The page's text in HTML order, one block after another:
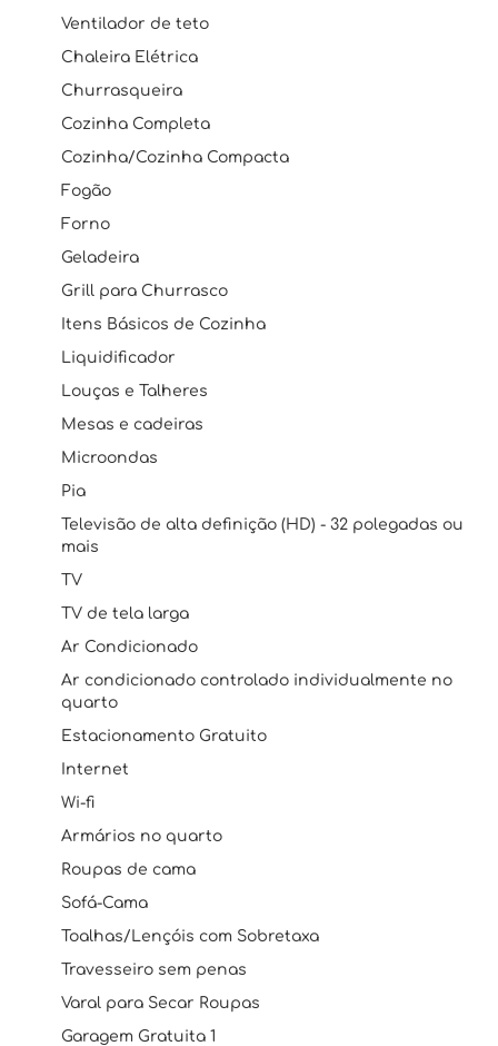
Ventilador de teto
Chaleira Elétrica
Churrasqueira
Cozinha Completa
Cozinha/Cozinha Compacta
Fogão
Forno
Geladeira
Grill para Churrasco
Itens Básicos de Cozinha
Liquidificador
Louças e Talheres
Mesas e cadeiras
Microondas
Pia
Televisão de alta definição (HD) - 32 polegadas ou
mais
TV
TV de tela larga
Ar Condicionado
Ar condicionado controlado individualmente no
quarto
Estacionamento Gratuito
Internet
Wi-fi
Armários no quarto
Roupas de cama
Sofá-Cama
Toalhas/Lençóis com Sobretaxa
Travesseiro sem penas
Varal para Secar Roupas
Garagem Gratuita 1